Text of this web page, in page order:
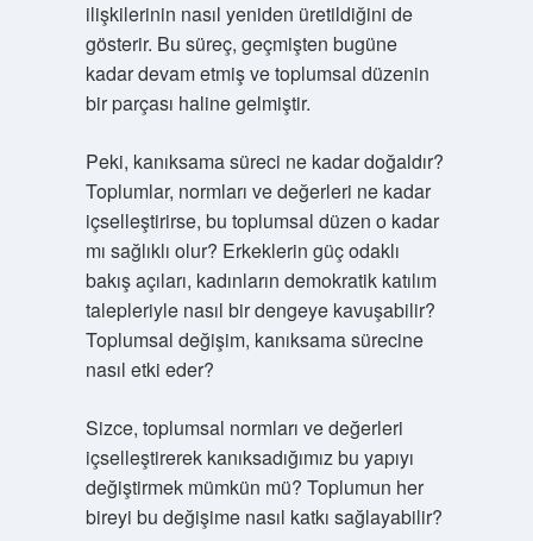
ilişkilerinin nasıl yeniden üretildiğini de
gösterir. Bu süreç, geçmişten bugüne
kadar devam etmiş ve toplumsal düzenin
bir parçası haline gelmiştir.
Peki, kanıksama süreci ne kadar doğaldır?
Toplumlar, normları ve değerleri ne kadar
içselleştirirse, bu toplumsal düzen o kadar
mı sağlıklı olur? Erkeklerin güç odaklı
bakış açıları, kadınların demokratik katılım
talepleriyle nasıl bir dengeye kavuşabilir?
Toplumsal değişim, kanıksama sürecine
nasıl etki eder?
Sizce, toplumsal normları ve değerleri
içselleştirerek kanıksadığımız bu yapıyı
değiştirmek mümkün mü? Toplumun her
bireyi bu değişime nasıl katkı sağlayabilir?